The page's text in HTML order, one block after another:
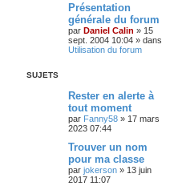
n
c
é
e
Présentation
générale du forum
par Daniel Calin » 15
sept. 2004 10:04 » dans
Utilisation du forum
SUJETS
Rester en alerte à
tout moment
par Fanny58 » 17 mars
2023 07:44
Trouver un nom
pour ma classe
par jokerson » 13 juin
2017 11:07